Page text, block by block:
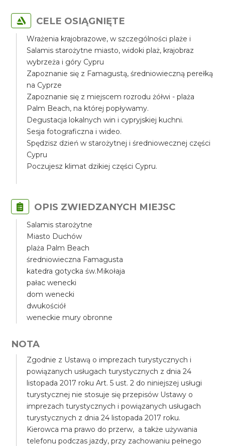
CELE OSIĄGNIĘTE
Wrażenia krajobrazowe, w szczególności plaże i
Salamis starożytne miasto, widoki plaż, krajobraz
wybrzeża i góry Cypru
Zapoznanie się z Famagustą, średniowieczną perełką
na Cyprze
Zapoznanie się z miejscem rozrodu żółwi - plaża
Palm Beach, na której popływamy.
Degustacja lokalnych win i cypryjskiej kuchni.
Sesja fotograficzna i wideo.
Spędzisz dzień w starożytnej i średniowecznej części
Cypru
Poczujesz klimat dzikiej części Cypru.
OPIS ZWIEDZANYCH MIEJSC
Salamis starożytne
Miasto Duchów
plaża Palm Beach
średniowieczna Famagusta
katedra gotycka św.Mikołaja
pałac wenecki
dom wenecki
dwukościół
weneckie mury obronne
NOTA
Zgodnie z Ustawą o imprezach turystycznych i
powiązanych usługach turystycznych z dnia 24
listopada 2017 roku Art. 5 ust. 2 do niniejszej usługi
turystycznej nie stosuje się przepisów Ustawy o
imprezach turystycznych i powiązanych usługach
turystycznych z dnia 24 listopada 2017 roku.
Kierowca ma prawo do przerw, a także używania
telefonu podczas jazdy, przy zachowaniu pełnego